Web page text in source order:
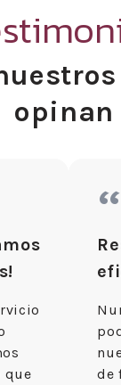
opinan
que
“
de